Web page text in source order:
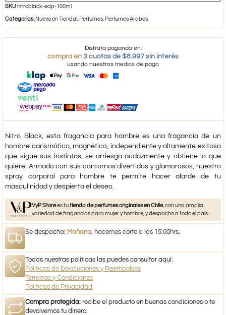
SKUnitroblack-edp-100ml
Categorías¡Nuevo en Tienda!, Perfumes, Perfumes Árabes
Disfruta pagando en:
compra en 3 cuotas de $8.997 sin interés
usando nuestros medios de pago
Nitro Black, esta fragancia para hombre es una fragancia de un
hombre carismático, magnético, independiente y altamente exitoso
que sigue sus instintos, se arriesga audazmente y obtiene lo que
quiere. Armado con sus contornos divertidos y glamorosos, nuestro
spray corporal para hombre te permite hacer alarde de tu
masculinidad y despierta el deseo.
VyP Storees tutienda de perfumes originales en Chile, con una amplia
variedad de fragancias para mujer y hombre, y despacho a todo el país.
Se despacha: Mañana, hacemos corte a las 15:00hrs.
Todas nuestras políticas las puedes consultar aquí:
Políticas de Devoluciones y Reembolsos
Términos y Condiciones
Políticas de Privacidad
Compra protegida: recibe el producto en buenas condiciones o te
devolvemos tu dinero.